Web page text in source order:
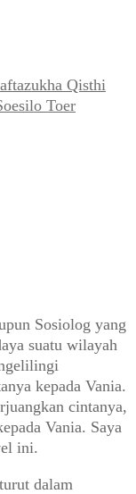
Qisthi
Toer
Sosiolog yang
suatu wilayah
kepada Vania.
cintanya,
Vania. Saya
ini.
dalam